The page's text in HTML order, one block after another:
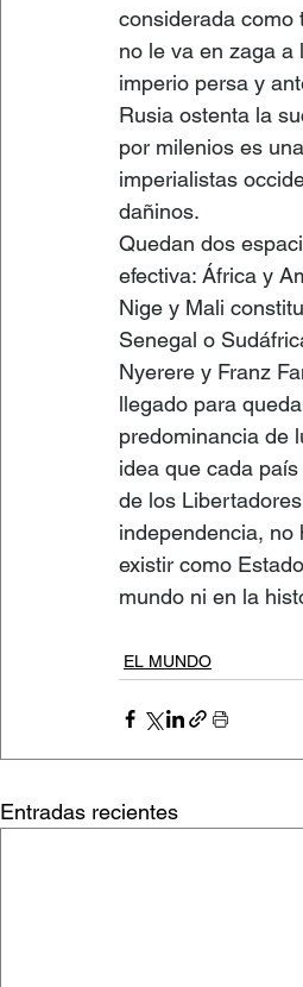
considerada como
no le va en zaga a
imperio persa y
Rusia ostenta la
por milenios es
imperialistas
dañinos.
Quedan dos
efectiva: África y
Nige y Mali
Senegal o
Nyerere y Franz
llegado para
predominancia de
idea que cada
de los
independencia, no
existir como
mundo ni en la
EL MUNDO
Entradas recientes